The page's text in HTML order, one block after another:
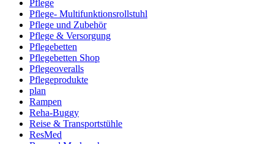
Pflege
Pflege- Multifunktionsrollstuhl
Pflege und Zubehör
Pflege & Versorgung
Pflegebetten
Pflegebetten Shop
Pflegeoveralls
Pflegeprodukte
plan
Rampen
Reha-Buggy
Reise & Transportstühle
ResMed